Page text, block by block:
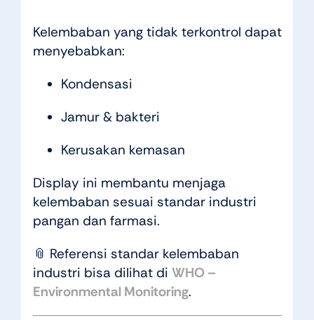
Kelembaban yang tidak terkontrol dapat
menyebabkan:
Kondensasi
Jamur & bakteri
Kerusakan kemasan
Display ini membantu menjaga
kelembaban sesuai standar industri
pangan dan farmasi.
📎 Referensi standar kelembaban
industri bisa dilihat di WHO –
Environmental Monitoring.